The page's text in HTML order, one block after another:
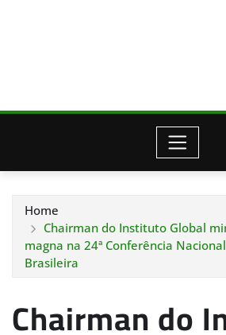
Home
Chairman do Instituto Global
magna na 24ª Conferência
Brasileira
Chairman do